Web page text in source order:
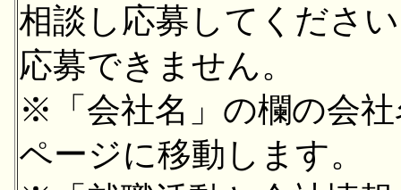
相談し応募してくださ
応募できません。
※「会社名」の欄の会
ページに移動します。